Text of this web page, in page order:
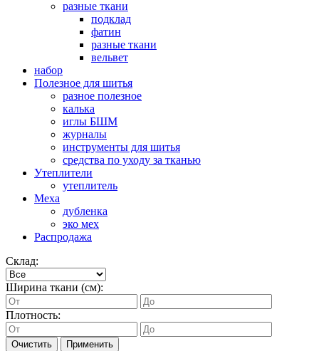
разные ткани
подклад
фатин
разные ткани
вельвет
набор
Полезное для шитья
разное полезное
калька
иглы БШМ
журналы
инструменты для шитья
средства по уходу за тканью
Утеплители
утеплитель
Меха
дубленка
эко мех
Распродажа
Склад:
Ширина ткани (см):
Плотность:
Очистить Применить